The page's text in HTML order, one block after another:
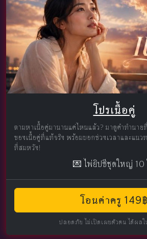
โปรเนื้อคู่
ตามหาเนื้อคู่มานานแค่ไหนแล้ว? มาดูคำทำนา
ของเนื้อคู่ที่แท้จริง พร้อมบอกช่วงเวลาและแนว
ที่สมหวัง!
💌 ไพ่ยิปซีชุดใหญ่ 10
โอนค่าครู 149฿
ปลอดภัย ไม่เปิดเผยตัวตน ได้ผลใ